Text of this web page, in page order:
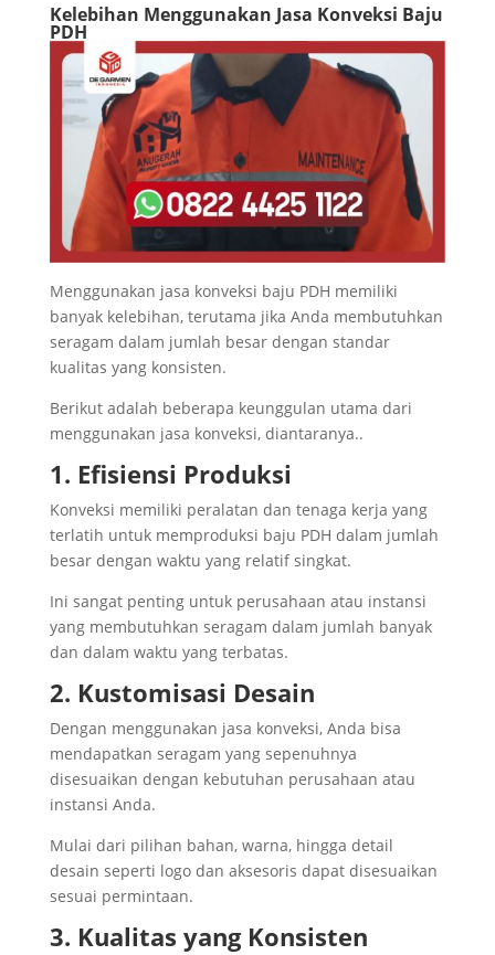
Kelebihan Menggunakan Jasa Konveksi Baju
PDH
Menggunakan jasa konveksi baju PDH memiliki
banyak kelebihan, terutama jika Anda membutuhkan
seragam dalam jumlah besar dengan standar
kualitas yang konsisten.
Berikut adalah beberapa keunggulan utama dari
menggunakan jasa konveksi, diantaranya..
1. Efisiensi Produksi
Konveksi memiliki peralatan dan tenaga kerja yang
terlatih untuk memproduksi baju PDH dalam jumlah
besar dengan waktu yang relatif singkat.
Ini sangat penting untuk perusahaan atau instansi
yang membutuhkan seragam dalam jumlah banyak
dan dalam waktu yang terbatas.
2. Kustomisasi Desain
Dengan menggunakan jasa konveksi, Anda bisa
mendapatkan seragam yang sepenuhnya
disesuaikan dengan kebutuhan perusahaan atau
instansi Anda.
Mulai dari pilihan bahan, warna, hingga detail
desain seperti logo dan aksesoris dapat disesuaikan
sesuai permintaan.
3. Kualitas yang Konsisten